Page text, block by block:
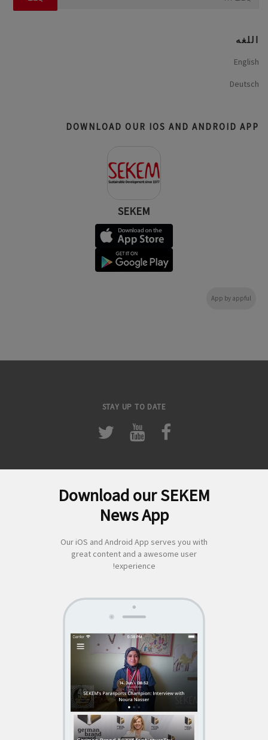
اللغه
English
Deutsch
DOWNLOAD OUR IOS AND ANDROID APP
SEKEM
App by appful
STAY UP TO DATE
About Us|Economy|Societal Life| Cultural Life
Download our SEKEM
News App
Our iOS and Android App serves you with
great content and a awesome user
experience!